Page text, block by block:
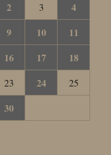
2 3 4
9 10
11
16 17
18
23 24
25
30